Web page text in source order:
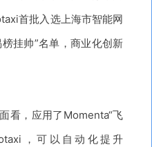
首批入选上海市智能网
挂帅”名单 ，商业化创新
看，应用了Momenta“飞
，可以自动化提升